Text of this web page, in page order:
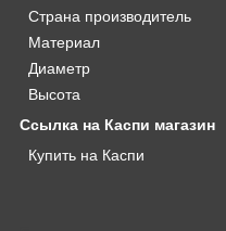
Страна производитель
Материал
Диаметр
Высота
Ссылка на Каспи магазин
Купить на Каспи